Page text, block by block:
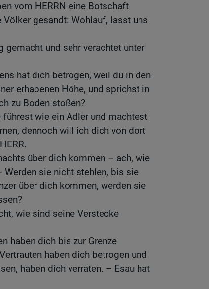
vom HERRN eine Botschaft
gesandt: Wohlauf, lasst uns
gemacht und sehr verachtet unter
hat dich betrogen, weil du in den
erhabenen Höhe, und sprichst in
zu Boden stoßen?
führest wie ein Adler und machtest
dennoch will ich dich von dort
über dich kommen – ach, wie
sie nicht stehlen, bis sie
über dich kommen, werden sie
wie sind seine Verstecke
haben dich bis zur Grenze
haben dich betrogen und
haben dich verraten. – Esau hat